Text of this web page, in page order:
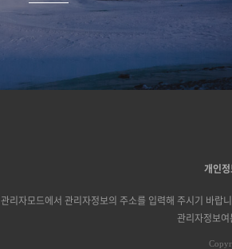
개인
관리자모드에서 관리자정보의 주소를 입력해 주시기 바랍
관리자정보